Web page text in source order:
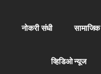
नोकरी संधी सामाजिक
व्हिडिओ न्यूज